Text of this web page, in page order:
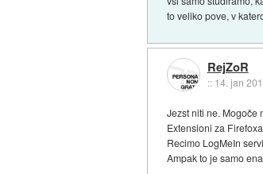
to veliko pove, v
RejZoR
:: 14. jan
Jezst niti ne. Mogoče
Extensioni za
Recimo LogMeIn
Ampak to je samo